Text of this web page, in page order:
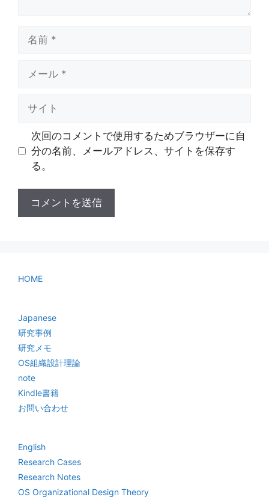
次回のコメントで使用するためブラウザーに自
分の名前、メールアドレス、サイトを保存す
る。
HOME
Japanese
研究事例
研究メモ
OS組織設計理論
note
Kindle書籍
お問い合わせ
English
Research Cases
Research Notes
OS Organizational Design Theory